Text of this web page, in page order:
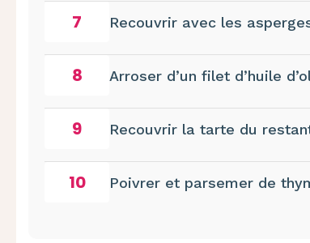
7 Recouvrir avec les
8 Arroser d’un filet d’huile
9 Recouvrir la tarte du
10 Poivrer et parsemer de